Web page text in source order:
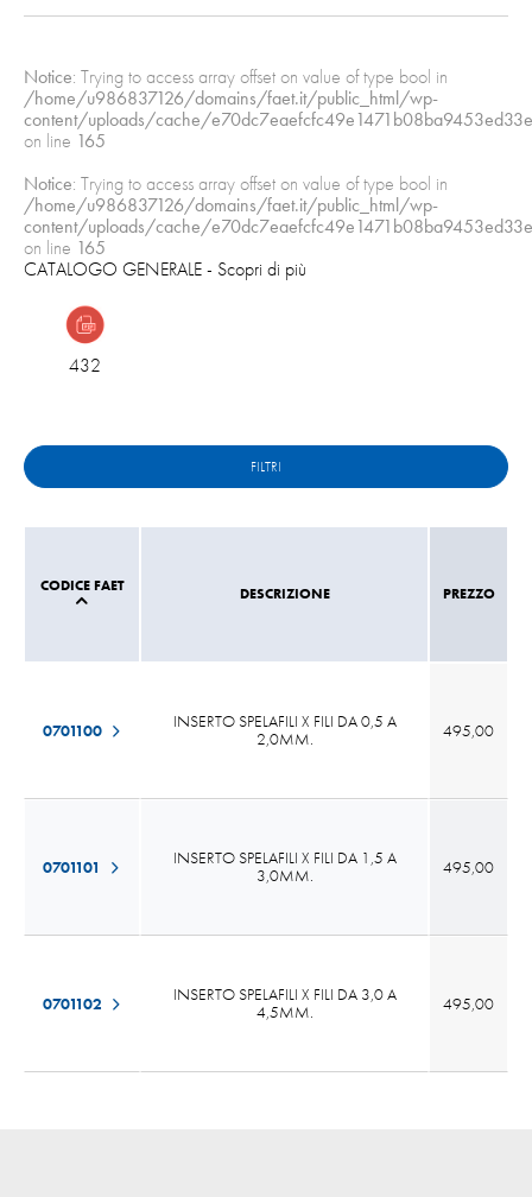
Notice: Trying to access array offset on value of type bool in
/home/u986837126/domains/faet.it/public_html/wp-
content/uploads/cache/
on line 165
Notice: Trying to access array offset on value of type bool in
/home/u986837126/domains/faet.it/public_html/wp-
content/uploads/cache/
on line 165
CATALOGO GENERALE- Scopri di più
432
FILTRI
CODICE FAET DESCRIZIONE
0701100
INSERTO SPELAFILI X FILI DA 0,5 A
2,0MM.
0701101
INSERTO SPELAFILI X FILI DA 1,5 A
3,0MM.
0701102
INSERTO SPELAFILI X FILI DA 3,0 A
4,5MM.
PREZZO
495,00
495,00
495,00